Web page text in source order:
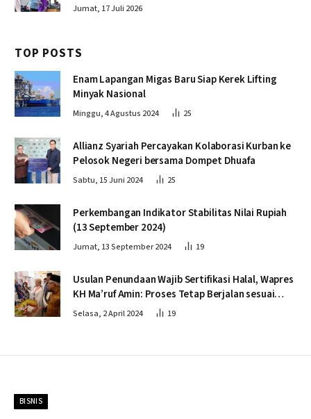
Jumat, 17 Juli 2026
TOP POSTS
Enam Lapangan Migas Baru Siap Kerek Lifting
Minyak Nasional
Minggu, 4 Agustus 2024 25
Allianz Syariah Percayakan Kolaborasi Kurban ke
Pelosok Negeri bersama Dompet Dhuafa
Sabtu, 15 Juni 2024 25
Perkembangan Indikator Stabilitas Nilai Rupiah
(13 September 2024)
Jumat, 13 September 2024 19
Usulan Penundaan Wajib Sertifikasi Halal, Wapres
KH Ma’ruf Amin: Proses Tetap Berjalan sesuai
Penahapan
Selasa, 2 April 2024 19
BISNIS